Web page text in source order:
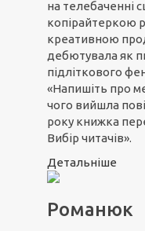
на телебаченні
копірайтеркою
креативною
дебютувала як
підліткового
«Напишіть про
чого вийшла
року книжка
Вибір читачів».
Детальніше
Романюк